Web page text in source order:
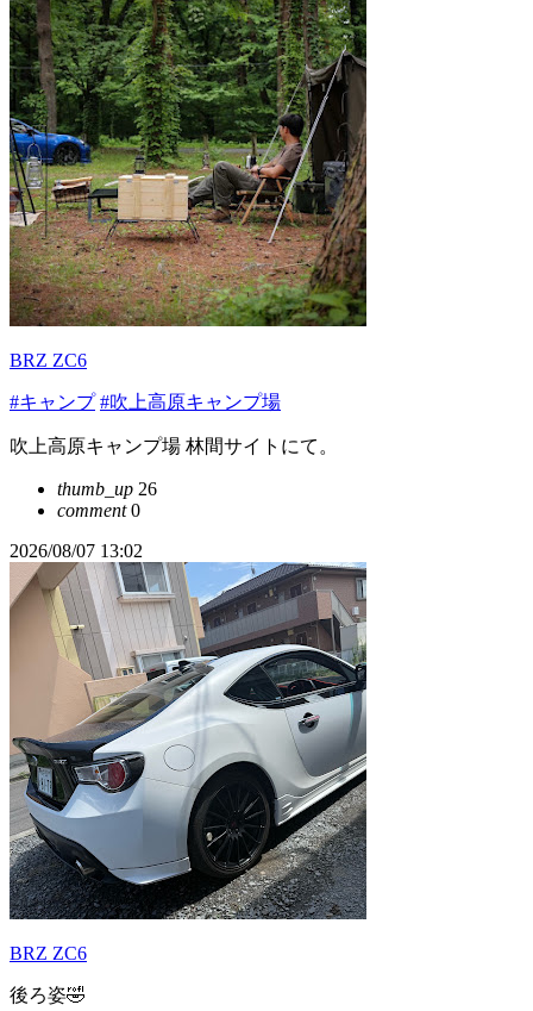
BRZ ZC6
#キャンプ #吹上高原キャンプ場
吹上高原キャンプ場 林間サイトにて。
thumb_up 26
comment0
2026/08/07 13:02
BRZ ZC6
後ろ姿🤣